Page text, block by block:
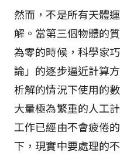
然而，不是所有天體
解。當第三個物體的
為零的時候，科學家
論」的逐步逼近計算
析解的情況下使用的
大量極為繁重的人工
工作已經由不會疲倦
下，現實中要處理的